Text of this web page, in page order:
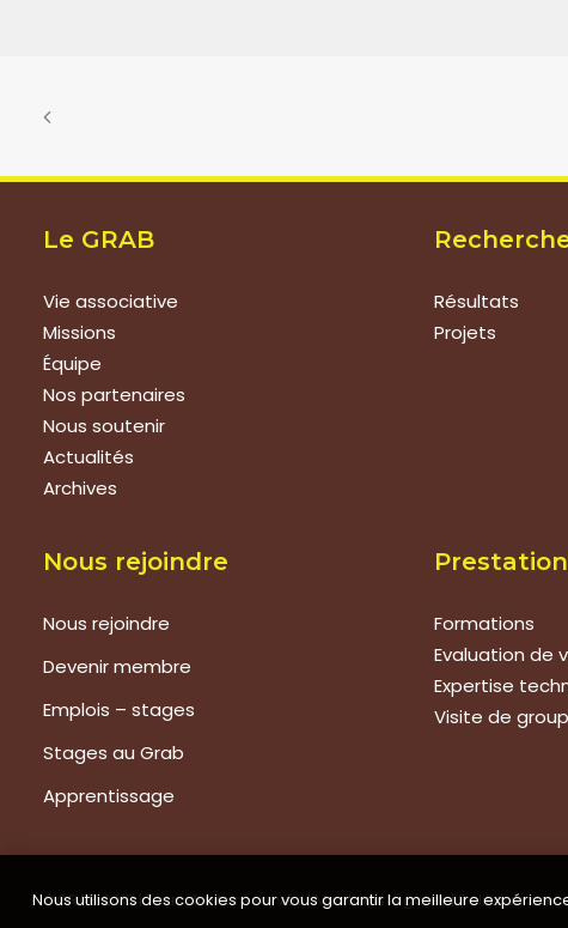
Le GRAB
Vie associative
Missions
Équipe
Nos partenaires
Nous soutenir
Actualités
Archives
Résultats
Projets
Nous rejoindre
Nous rejoindre
Devenir membre
Emplois – stages
Stages au Grab
Apprentissage
Formations
Evaluation de
Expertise
Visite de
©GRAB 2018 | Tous droits réservés |Mentions légales|Politique de
Nous utilisons des cookies pour vous garantir la meilleure